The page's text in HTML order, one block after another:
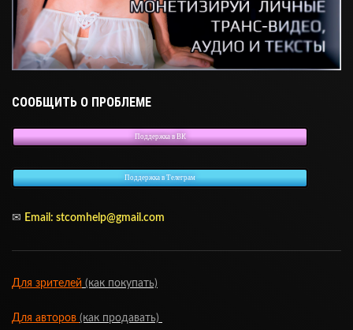
СООБЩИТЬ О ПРОБЛЕМЕ
Поддержка в ВК
Поддержка в Телеграм
✉ Email: stcomhelp@gmail.com
Для зрителей (как покупать)
Для авторов (как продавать)